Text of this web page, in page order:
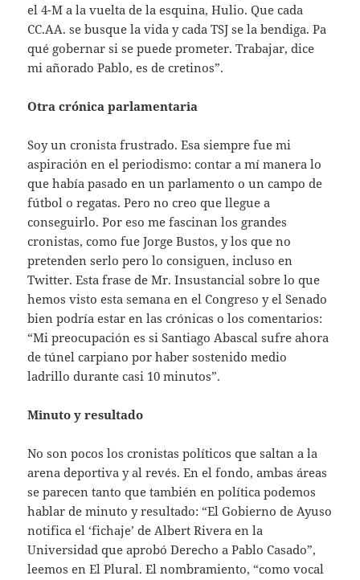
el 4-M a la vuelta de la esquina, Hulio. Que cada
CC.AA. se busque la vida y cada TSJ se la bendiga. Pa
qué gobernar si se puede prometer. Trabajar, dice
mi añorado Pablo, es de cretinos”.
Otra crónica parlamentaria
Soy un cronista frustrado. Esa siempre fue mi
aspiración en el periodismo: contar a mí manera lo
que había pasado en un parlamento o un campo de
fútbol o regatas. Pero no creo que llegue a
conseguirlo. Por eso me fascinan los grandes
cronistas, como fue Jorge Bustos, y los que no
pretenden serlo pero lo consiguen, incluso en
Twitter. Esta frase de Mr. Insustancial sobre lo que
hemos visto esta semana en el Congreso y el Senado
bien podría estar en las crónicas o los comentarios:
“Mi preocupación es si Santiago Abascal sufre ahora
de túnel carpiano por haber sostenido medio
ladrillo durante casi 10 minutos”.
Minuto y resultado
No son pocos los cronistas políticos que saltan a la
arena deportiva y al revés. En el fondo, ambas áreas
se parecen tanto que también en política podemos
hablar de minuto y resultado: “El Gobierno de Ayuso
notifica el ‘fichaje’ de Albert Rivera en la
Universidad que aprobó Derecho a Pablo Casado”,
leemos en El Plural. El nombramiento, “como vocal